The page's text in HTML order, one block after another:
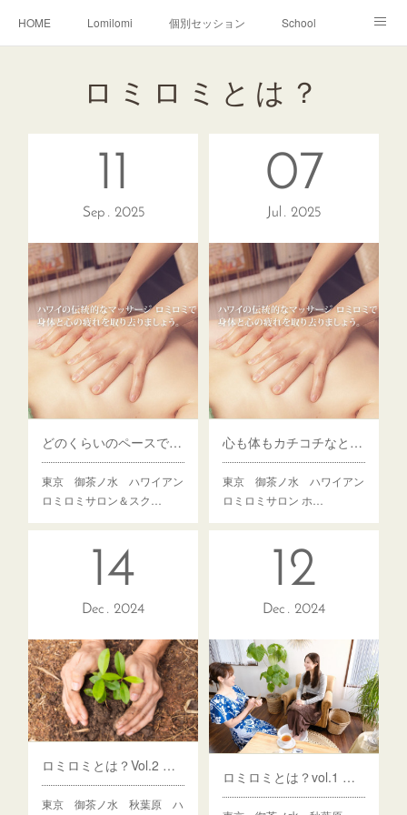
HOME Lomilomi 個別セッション School
ロミロミとは？
11
Sep 2025
どのくらいのペースでロミロミを受けたらいいですか？
東京 御茶ノ水 ハワイアン
ロミロミサロン＆スク…
07
Jul 2025
心も体もカチコチなときはロミロミを思い出して♪
東京 御茶ノ水 ハワイアン
ロミロミサロン ホ…
14
Dec 2024
ロミロミとは？Vol.2 心のメンテナンスタイム
東京 御茶ノ水 秋葉原 ハ
12
Dec 2024
ロミロミとは？vol.1 心を整える方法